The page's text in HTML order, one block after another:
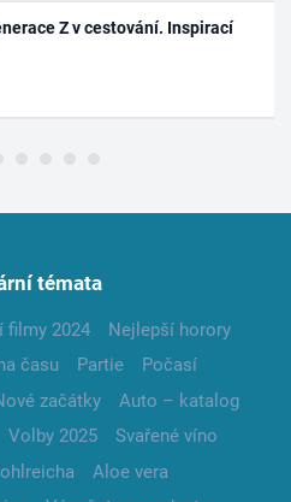
Z v cestování. Inspirací
témata
filmy 2024
Nejlepší horory
času Partie
Počasí
začátky
Auto – katalog
Volby 2025
Svařené víno
Aloe vera